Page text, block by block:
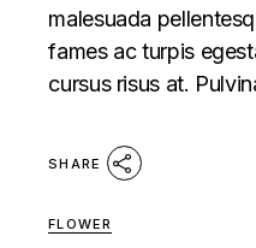
malesuada
fames ac turpis
cursus risus at.
SHARE
FLOWER